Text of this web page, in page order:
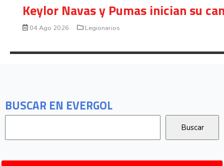
BUSCAR EN EVERGOL
Keylor Navas y Pumas inician su
04 Ago 2026 Legionarios